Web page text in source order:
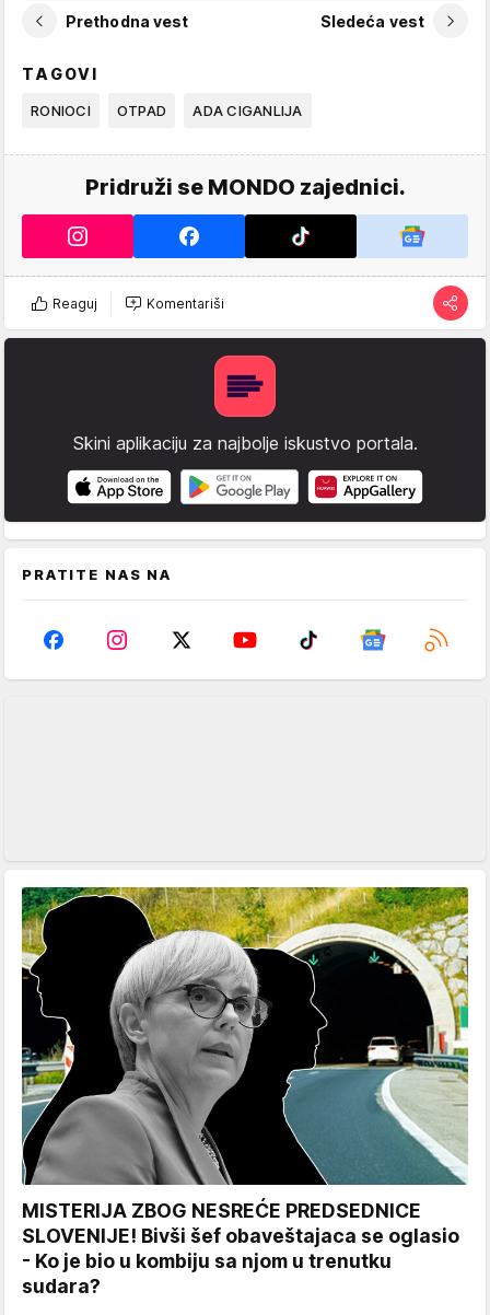
Prethodna vest Sledeća vest
TAGOVI
RONIOCI OTPAD ADA CIGANLIJA
Pridruži se MONDO zajednici.
Reaguj Komentariši
Skini aplikaciju za najbolje iskustvo portala.
PRATITE NAS NA
MISTERIJA ZBOG NESREĆE PREDSEDNICE
SLOVENIJE! Bivši šef obaveštajaca se oglasio
- Ko je bio u kombiju sa njom u trenutku
sudara?